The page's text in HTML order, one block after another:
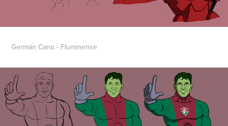
Germán Cano - Fluminense